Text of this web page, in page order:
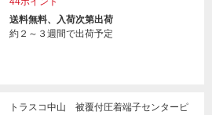
送料無料、入荷次第出荷
約２～３週間で出荷予定
トラスコ中山 被覆付圧着端子センターピ